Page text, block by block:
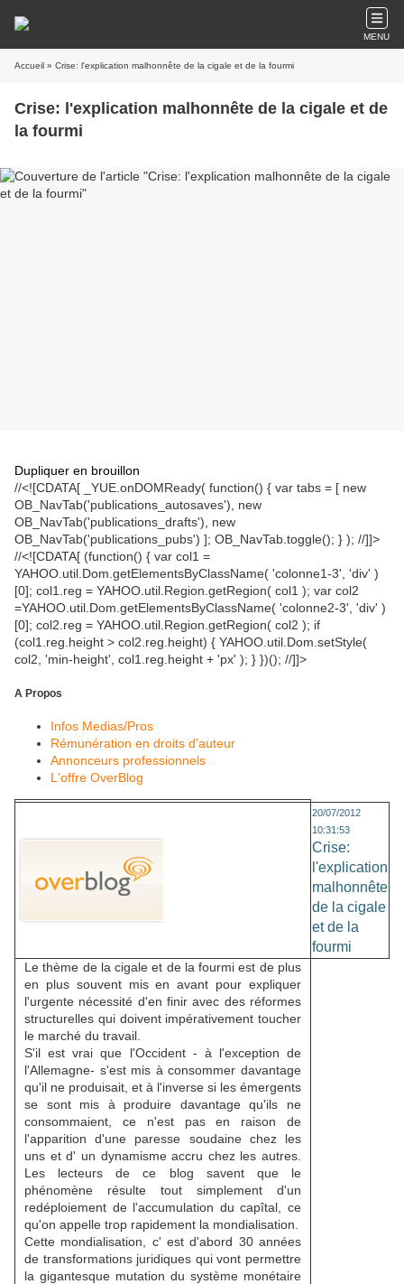
MENU
Accueil » Crise: l'explication malhonnête de la cigale et de la fourmi
Crise: l'explication malhonnête de la cigale et de
la fourmi
Dupliquer en brouillon
//<![CDATA[ _YUE.onDOMReady( function() { var tabs = [ new
OB_NavTab('publications_autosaves'), new
OB_NavTab('publications_drafts'), new
OB_NavTab('publications_pubs') ]; OB_NavTab.toggle(); } ); //]]>
//<![CDATA[ (function() { var col1 =
YAHOO.util.Dom.getElementsByClassName( 'colonne1-3', 'div' )
[0]; col1.reg = YAHOO.util.Region.getRegion( col1 ); var col2
=YAHOO.util.Dom.getElementsByClassName( 'colonne2-3', 'div' )
[0]; col2.reg = YAHOO.util.Region.getRegion( col2 ); if
(col1.reg.height > col2.reg.height) { YAHOO.util.Dom.setStyle(
col2, 'min-height', col1.reg.height + 'px' ); } })(); //]]>
A Propos
Infos Medias/Pros
Rémunération en droits d'auteur
Annonceurs professionnels
L'offre OverBlog
20/07/2012
10:31:53
Crise:
l'explication
malhonnête
de la cigale
et de la
fourmi
Le thème de la cigale et de la fourmi est de plus
en plus souvent mis en avant pour expliquer
l'urgente nécessité d'en finir avec des réformes
structurelles qui doivent impérativement toucher
le marché du travail.
S'il est vrai que l'Occident - à l'exception de
l'Allemagne- s'est mis à consommer davantage
qu'il ne produisait, et à l'inverse si les émergents
se sont mis à produire davantage qu'ils ne
consommaient, ce n'est pas en raison de
l'apparition d'une paresse soudaine chez les
uns et d' un dynamisme accru chez les autres.
Les lecteurs de ce blog savent que le
phénomène résulte tout simplement d'un
redéploiement de l'accumulation du capîtal, ce
qu'on appelle trop rapidement la mondialisation.
Cette mondialisation, c' est d'abord 30 années
de transformations juridiques qui vont permettre
la gigantesque mutation du système monétaire